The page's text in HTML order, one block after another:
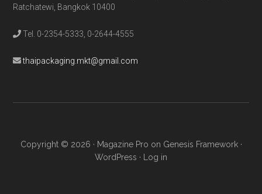
Ratchatewi, Bangkok 10400
Tel. 0-2354-5333, 0-2644-4555
thaipackaging.mkt@gmail.com
Copyright © 2026 · Magazine Pro on Genesis Framework·
WordPress · Log in